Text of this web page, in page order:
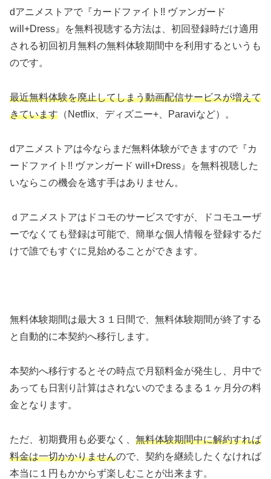
dアニメストアで『カードファイト!! ヴァンガード
will+Dress』を無料視聴する方法は、初回登録時だけ適用
される初回初月無料の無料体験期間中を利用するというも
のです。
最近無料体験を廃止してしまう動画配信サービスが増えて
きています （Netflix、ディズニー+、Paraviなど）。
dアニメストアは今ならまだ無料体験ができますので『カ
ードファイト!! ヴァンガード will+Dress』を無料視聴した
いならこの機会を逃す手はありません。
ｄアニメストアはドコモのサービスですが、ドコモユーザ
ーでなくても登録は可能で、簡単な個人情報を登録するだ
けで誰でもすぐに見始めることができます。
無料体験期間は最大３１日間で、無料体験期間が終了する
と自動的に本契約へ移行します。
本契約へ移行するとその時点で月額料金が発生し、月中で
あっても日割り計算はされないのでまるまる１ヶ月分の料
金となります。
ただ、初期費用も必要なく、 無料体験期間中に解約すれば
料金は一切かかりませんので、契約を継続したくなければ
本当に１円もかからず楽しむことが出来ます。